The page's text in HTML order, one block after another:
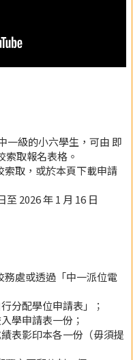
一級的小六學生，可由 即
索取報名表格。
索取，或於本頁下載申請
至 2026 年 1 月 16 日
務處或透過「中一派位電
分配學位申請表」；
學申請表一份；
表影印本各一份（毋須提